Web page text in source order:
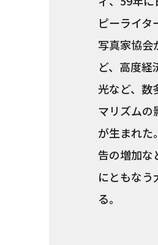
ピーライ
写真家協会
ど、高度
光など、数
マリズムの
が生まれた
告の増加な
にともなう
る。